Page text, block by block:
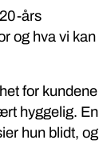
års
og hva vi kan
for kundene
hyggelig. En
hun blidt, og